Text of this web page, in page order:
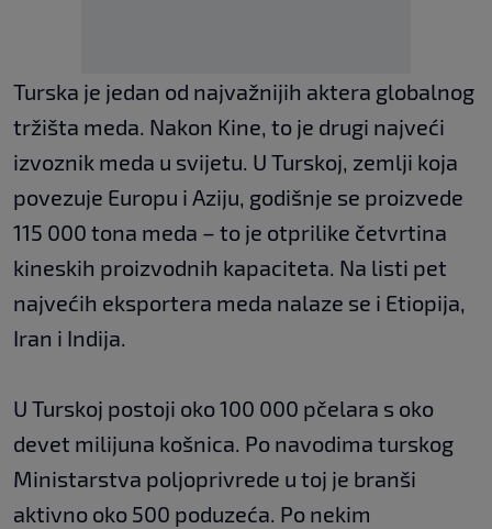
Turska je jedan od najvažnijih aktera globalnog
tržišta meda. Nakon Kine, to je drugi najveći
izvoznik meda u svijetu. U Turskoj, zemlji koja
povezuje Europu i Aziju, godišnje se proizvede
115 000 tona meda – to je otprilike četvrtina
kineskih proizvodnih kapaciteta. Na listi pet
najvećih eksportera meda nalaze se i Etiopija,
Iran i Indija.
U Turskoj postoji oko 100 000 pčelara s oko
devet milijuna košnica. Po navodima turskog
Ministarstva poljoprivrede u toj je branši
aktivno oko 500 poduzeća. Po nekim